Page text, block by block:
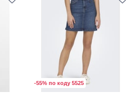
-55% по коду 5525